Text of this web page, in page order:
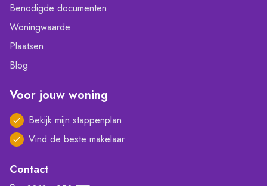
Benodigde documenten
Woningwaarde
Plaatsen
Blog
Voor jouw woning
Bekijk mijn stappenplan
Vind de beste makelaar
Contact